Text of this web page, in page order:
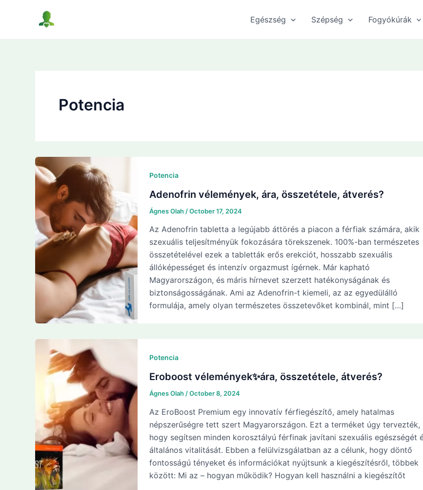
Egészség Szépség Fogyókúrák
Potencia
Potencia
Adenofrin vélemények, ára, összetétele, átverés?
Ágnes Olah /October 17, 2024
Az Adenofrin tabletta a legújabb áttörés a piacon a férfiak számára, akik
szexuális teljesítményük fokozására törekszenek. 100%-ban természetes
összetételével ezek a tabletták erős erekciót, hosszabb szexuális
állóképességet és intenzív orgazmust ígérnek. Már kapható
Magyarországon, és máris hírnevet szerzett hatékonyságának és
biztonságosságának. Ami az Adenofrin-t kiemeli, az az egyedülálló
formulája, amely olyan természetes összetevőket kombinál, mint […]
Potencia
Eroboost vélemények✨ára, összetétele, átverés?
Ágnes Olah /October 8, 2024
Az EroBoost Premium egy innovatív férfiegészítő, amely hatalmas
népszerűségre tett szert Magyarországon. Ezt a terméket úgy tervezték,
hogy segítsen minden korosztályú férfinak javítani szexuális egészségét
általános vitalitását. Ebben a felülvizsgálatban az a célunk, hogy döntő
fontosságú tényeket és információkat nyújtsunk a kiegészítésről, többek
között: Mi az – hogyan működik? Hogyan kell használni a kiegészítőt